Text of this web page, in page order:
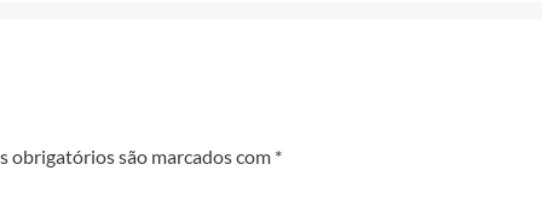
obrigatórios são marcados com *